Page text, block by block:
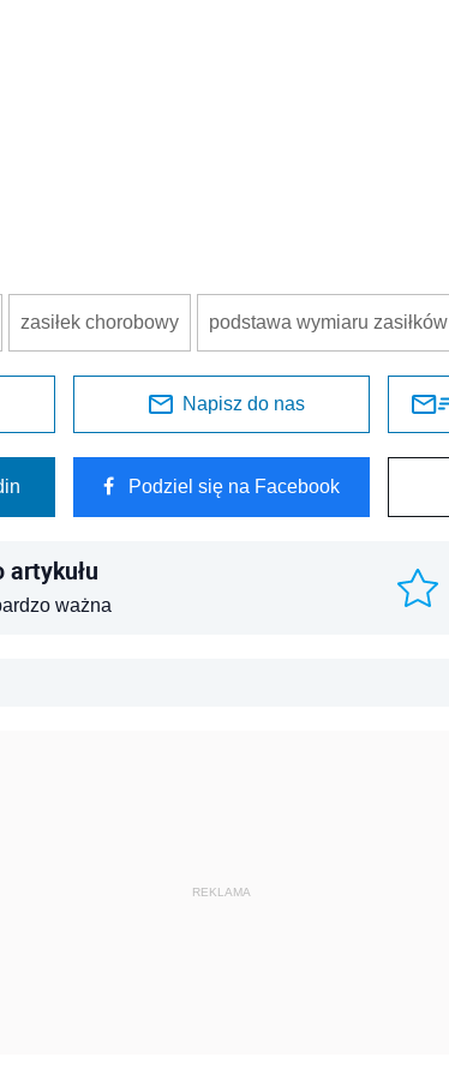
zasiłek chorobowy podstawa wymiaru zasiłków
Napisz do nas
Podziel się na Facebook
ważna
REKLAMA